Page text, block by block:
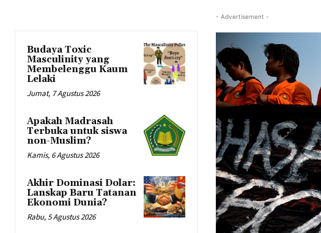
Budaya Toxic
Masculinity yang
Membelenggu Kaum
Lelaki
Jumat, 7 Agustus 2026
Apakah Madrasah
Terbuka untuk siswa
non-Muslim?
Kamis, 6 Agustus 2026
Akhir Dominasi Dolar:
Lanskap Baru Tatanan
Ekonomi Dunia?
Rabu, 5 Agustus 2026
- Advertisement -